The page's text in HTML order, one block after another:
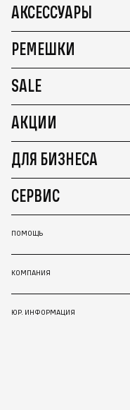
АКСЕССУАРЫ
РЕМЕШКИ
SALE
АКЦИИ
ДЛЯ БИЗНЕСА
СЕРВИС
ПОМОЩЬ
КОМПАНИЯ
ЮР. ИНФОРМАЦИЯ